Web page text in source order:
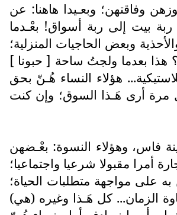
وفاقتهن؛ وبعـيدا هاهنا: عن
بيت إلى ربة أسواق! بعْـدما
وبعض الحاجيات المنزلية؛
هذا بعدما ولجتُ ساحة [ حبونا ]
هؤلاء النساء هُـنّ بحق
مرة أرى هَـذا السوق؛ وإن كنت
فاس، وهؤلاء النسوة: بعْـضهن
أمرا مقبولا شرعيا واجتماعيا؛
على مواجهة متطلبات الحياة؛
الزمان... كل هَـذا وغيره (هي)